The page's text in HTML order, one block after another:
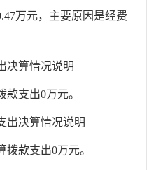
万元，主要原因是经费
决算情况说明
款支出0万元。
出决算情况说明
拨款支出0万元。